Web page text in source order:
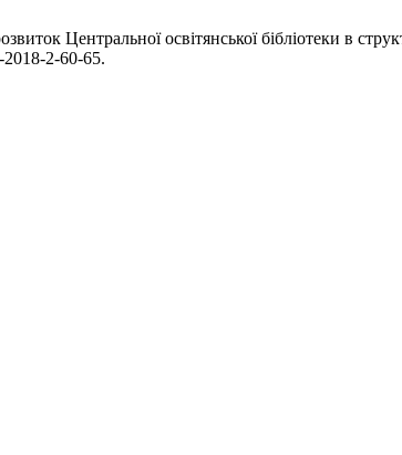
Центральної освітянської бібліотеки в
2-60-65.